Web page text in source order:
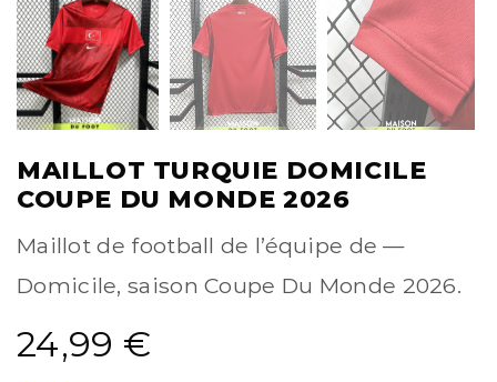
MAILLOT TURQUIE DOMICILE
COUPE DU MONDE 2026
Maillot de football de l’équipe de —
Domicile, saison Coupe Du Monde 2026.
24,99 €